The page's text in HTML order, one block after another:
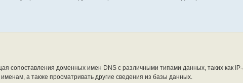
сопоставления доменных имен DNS с различными типами данных, таких как
а также просматривать другие сведения из базы данных.